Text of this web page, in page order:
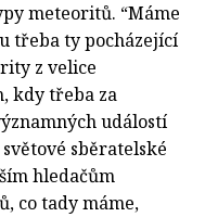
meteoritů. “Máme
třeba ty pocházející
z velice
kdy třeba za
událostí
sběratelské
hledačům
co tady máme,